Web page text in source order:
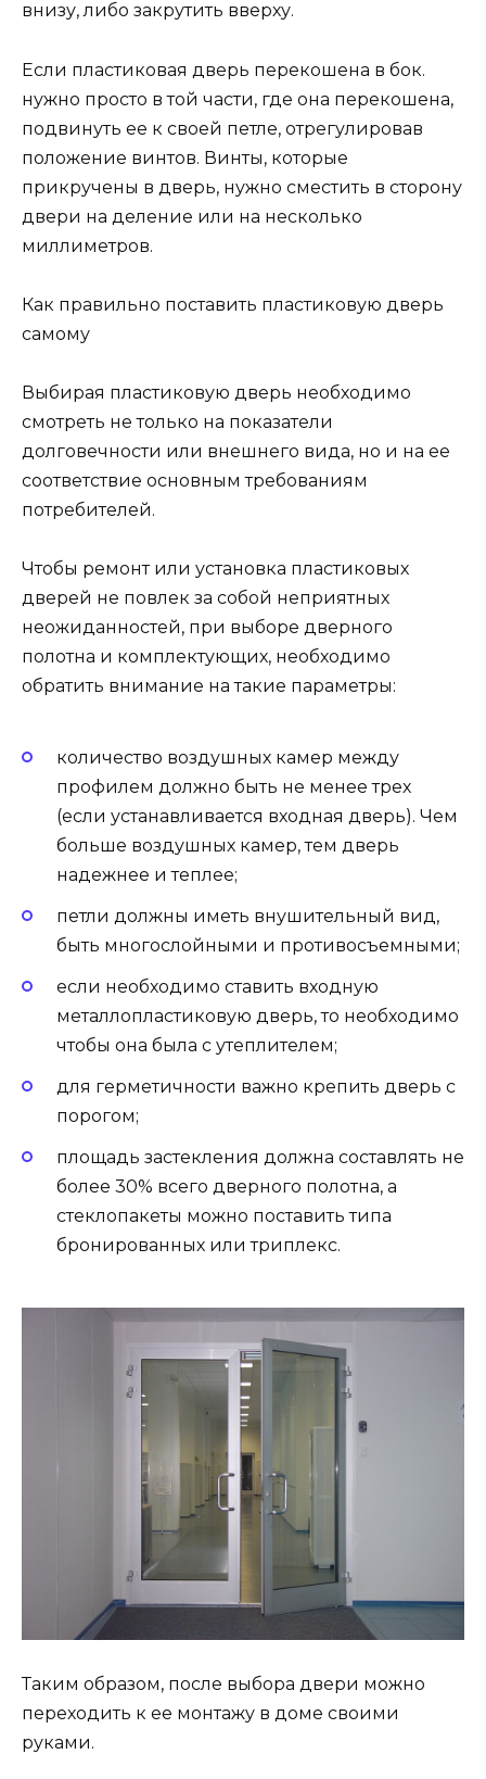
внизу, либо закрутить вверху.
Если пластиковая дверь перекошена в бок.
нужно просто в той части, где она перекошена,
подвинуть ее к своей петле, отрегулировав
положение винтов. Винты, которые
прикручены в дверь, нужно сместить в сторону
двери на деление или на несколько
миллиметров.
Как правильно поставить пластиковую дверь
самому
Выбирая пластиковую дверь необходимо
смотреть не только на показатели
долговечности или внешнего вида, но и на ее
соответствие основным требованиям
потребителей.
Чтобы ремонт или установка пластиковых
дверей не повлек за собой неприятных
неожиданностей, при выборе дверного
полотна и комплектующих, необходимо
обратить внимание на такие параметры:
количество воздушных камер между
профилем должно быть не менее трех
(если устанавливается входная дверь). Чем
больше воздушных камер, тем дверь
надежнее и теплее;
петли должны иметь внушительный вид,
быть многослойными и противосъемными;
если необходимо ставить входную
металлопластиковую дверь, то необходимо
чтобы она была с утеплителем;
для герметичности важно крепить дверь с
порогом;
площадь застекления должна составлять не
более 30% всего дверного полотна, а
стеклопакеты можно поставить типа
бронированных или триплекс.
Таким образом, после выбора двери можно
переходить к ее монтажу в доме своими
руками.